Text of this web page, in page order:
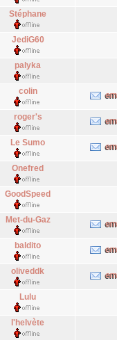
Stéphane
JediG60
palyka
colin
roger's
Le Sumo
Onefred
GoodSpeed
Met-du-Gaz
baldito
oliveddk
Lulu
l'helvète